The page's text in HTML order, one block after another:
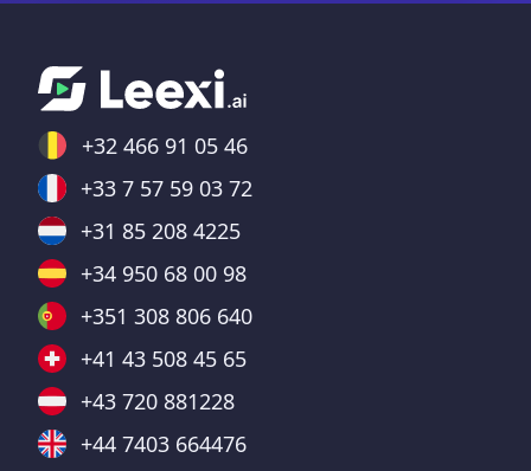
+32 466 91 05 46
+33 7 57 59 03 72
+31 85 208 4225
+34 950 68 00 98
+351 308 806 640
+41 43 508 45 65
+43 720 881228
+44 7403 664476